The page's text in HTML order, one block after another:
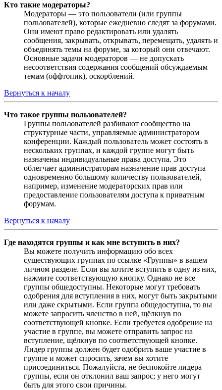
Кто такие модераторы?
Модераторы — это пользователи (или группы
пользователей), которые ежедневно следят за форумами.
Они имеют право редактировать или удалять
сообщения, закрывать, открывать, перемещать, удалять и
объединять темы на форуме, за который они отвечают.
Основные задачи модераторов — не допускать
несоответствия содержания сообщений обсуждаемым
темам (оффтопик), оскорблений.
Вернуться к началу
Что такое группы пользователей?
Группы пользователей разбивают сообщество на
структурные части, управляемые администратором
конференции. Каждый пользователь может состоять в
нескольких группах, и каждой группе могут быть
назначены индивидуальные права доступа. Это
облегчает администраторам назначение прав доступа
одновременно большому количеству пользователей,
например, изменение модераторских прав или
предоставление пользователям доступа к приватным
форумам.
Вернуться к началу
Где находятся группы и как мне вступить в них?
Вы можете получить информацию обо всех
существующих группах по ссылке «Группы» в вашем
личном разделе. Если вы хотите вступить в одну из них,
нажмите соответствующую кнопку. Однако не все
группы общедоступны. Некоторые могут требовать
одобрения для вступления в них, могут быть закрытыми
или даже скрытыми. Если группа общедоступна, то вы
можете запросить членство в ней, щёлкнув по
соответствующей кнопке. Если требуется одобрение на
участие в группе, вы можете отправить запрос на
вступление, щёлкнув по соответствующей кнопке.
Лидер группы должен будет одобрить ваше участие в
группе и может спросить, зачем вы хотите
присоединиться. Пожалуйста, не беспокойте лидера
группы, если он отклонил ваш запрос; у него могут
быть для этого свои причины.